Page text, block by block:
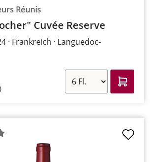
Réunis
Cuvée Reserve
Frankreich
Languedoc-